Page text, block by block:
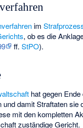
im
, ob es die
ff.StPO).
hat gegen Ende
und damit Straftaten
mit den kompletten
zuständige Gericht.